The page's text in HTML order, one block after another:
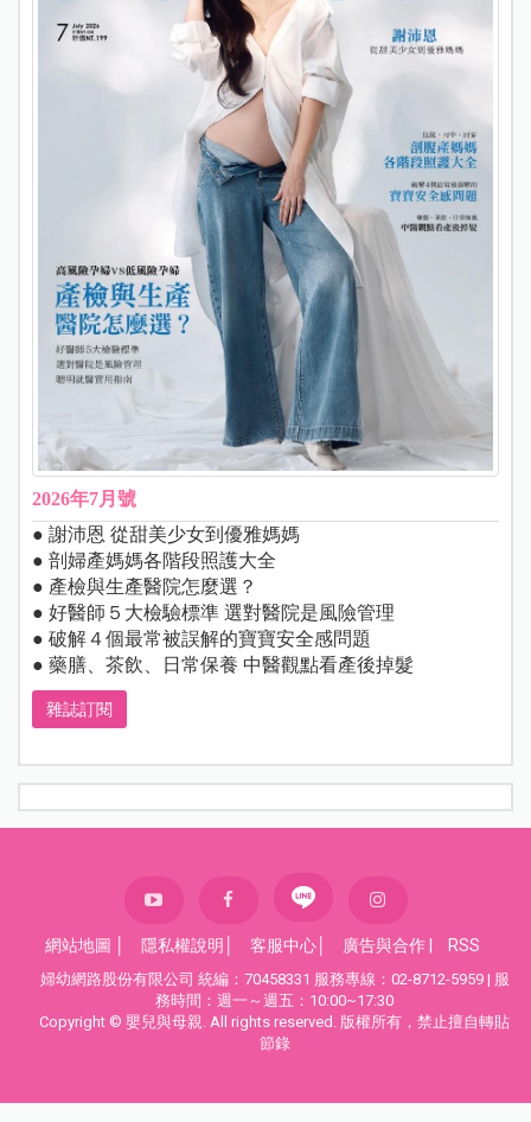
2026年7月號
● 謝沛恩 從甜美少女到優雅媽媽
● 剖婦產媽媽各階段照護大全
● 產檢與生產醫院怎麼選？
● 好醫師５大檢驗標準 選對醫院是風險管理
● 破解４個最常被誤解的寶寶安全感問題
● 藥膳、茶飲、日常保養 中醫觀點看產後掉髮
雜誌訂閱
網站地圖 隱私權說明 客服中心 廣告與合作 RSS
婦幼網路股份有限公司 統編：70458331 服務專線：02-8712-5959 | 服
務時間：週一～週五：10:00~17:30
Copyright © 嬰兒與母親. All rights reserved. 版權所有，禁止擅自轉貼
節錄